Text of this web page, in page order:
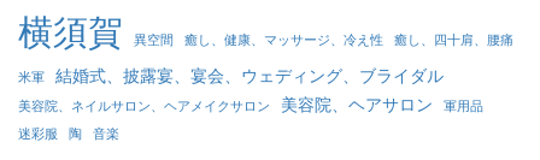
横須賀 異空間 癒し、健康、マッサージ、冷え性 癒し、四十肩、腰痛
米軍 結婚式、披露宴、宴会、ウェディング、ブライダル
美容院、ネイルサロン、ヘアメイクサロン 美容院、ヘアサロン
軍用品
迷彩服
陶 音楽